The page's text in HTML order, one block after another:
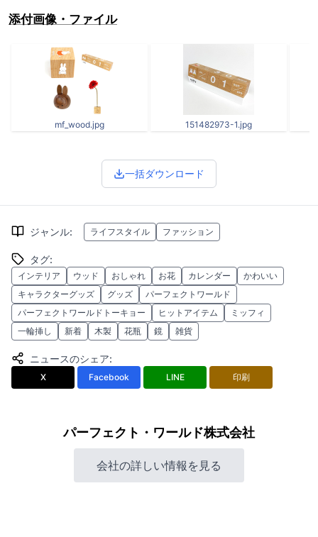
添付画像・ファイル
mf_wood.jpg 151482973-1.jpg
一括ダウンロード
ジャンル: ライフスタイル ファッション
タグ:
インテリア ウッド おしゃれ お花 カレンダー
かわいい
キャラクターグッズ
グッズ
パーフェクトワールド
パーフェクトワールドトーキョー
ヒットアイテム
ミッフィ
一輪挿し
新着 木製 花瓶 鏡 雑貨
ニュースのシェア:
X Facebook LINE 印刷
パーフェクト・ワールド株式会社
会社の詳しい情報を見る